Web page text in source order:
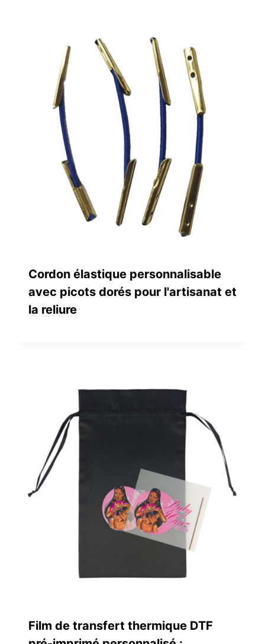
Cordon élastique personnalisable
avec picots dorés pour l'artisanat et
la reliure
Film de transfert thermique DTF